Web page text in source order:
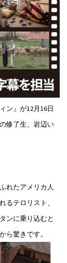
ン』が12月16日
修了生、岩辺い
れたアメリカ人
るテロリスト、
ンに乗り込むと
ら驚きです。